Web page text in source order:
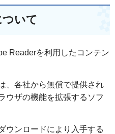
いて
Readerを利用したコンテン
、各社から無償で提供され
ウザの機能を拡張するソフ
ウンロードにより入手する